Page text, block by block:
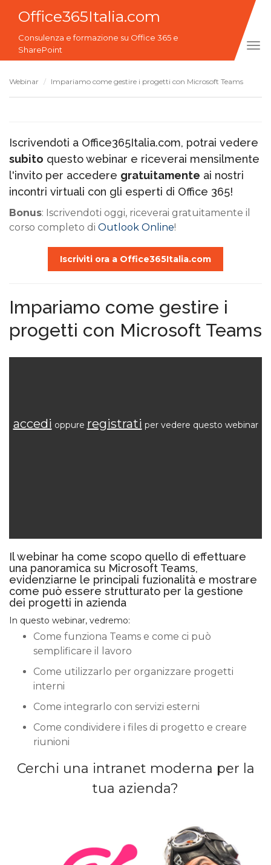
Office365Italia.com
Consulenza e formazione su Office 365 e
SharePoint
Webinar Impariamo come gestire i progetti con Microsoft Teams
Iscrivendoti a Office365Italia.com, potrai vedere
subito questo webinar e riceverai mensilmente
l'invito per accedere gratuitamente ai nostri
incontri virtuali con gli esperti di Office 365!
Bonus: Iscrivendoti oggi, riceverai gratuitamente il
corso completo di Outlook Online!
Iscriviti ora a Office365Italia.com
Impariamo come gestire i
progetti con Microsoft Teams
accedi oppure registrati per vedere questo webinar
Il webinar ha come scopo quello di effettuare
una panoramica su Microsoft Teams,
evidenziarne le principali fuzionalità e mostrare
come può essere strutturato per la gestione
dei progetti in azienda
In questo webinar, vedremo:
Come funziona Teams e come ci può
semplificare il lavoro
Come utilizzarlo per organizzare progetti
interni
Come integrarlo con servizi esterni
Come condividere i files di progetto e creare
riunioni
Cerchi una intranet moderna per la
tua azienda?